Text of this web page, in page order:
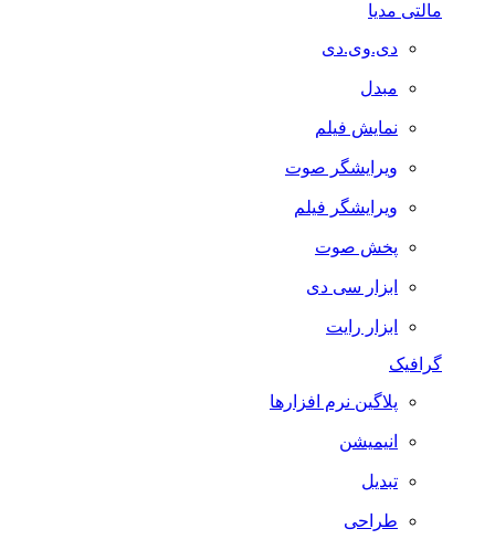
مالتی مدیا
دی.وی.دی
مبدل
نمایش فیلم
ویرایشگر صوت
ویرایشگر فیلم
پخش صوت
ابزار سی دی
ابزار رایت
گرافیک
پلاگین نرم افزارها
انیمیشن
تبدیل
طراحی